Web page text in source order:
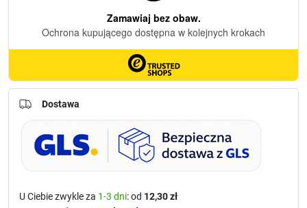
Dostawa
U Ciebie zwykle za 1-3 dni: od 12,30 zł